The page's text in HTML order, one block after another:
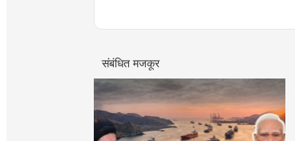
संबंधित मजकूर